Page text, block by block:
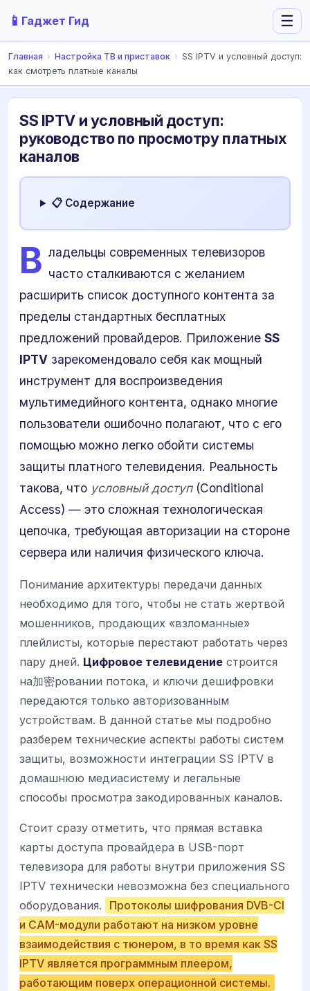
📱 Гаджет Гид ☰
Главная › Настройка ТВ и приставок › SS IPTV и условный доступ:
как смотреть платные каналы
SS IPTV и условный доступ:
руководство по просмотру платных
каналов
📋 Содержание
В ладельцы современных телевизоров
часто сталкиваются с желанием
расширить список доступного контента за
пределы стандартных бесплатных
предложений провайдеров. Приложение SS
IPTV зарекомендовало себя как мощный
инструмент для воспроизведения
мультимедийного контента, однако многие
пользователи ошибочно полагают, что с его
помощью можно легко обойти системы
защиты платного телевидения. Реальность
такова, что условный доступ(Conditional
Access) — это сложная технологическая
цепочка, требующая авторизации на стороне
сервера или наличия физического ключа.
Понимание архитектуры передачи данных
необходимо для того, чтобы не стать жертвой
мошенников, продающих «взломанные»
плейлисты, которые перестают работать через
пару дней. Цифровое телевидение строится
на加密ровании потока, и ключи дешифровки
передаются только авторизованным
устройствам. В данной статье мы подробно
разберем технические аспекты работы систем
защиты, возможности интеграции SS IPTV в
домашнюю медиасистему и легальные
способы просмотра закодированных каналов.
Стоит сразу отметить, что прямая вставка
карты доступа провайдера в USB-порт
телевизора для работы внутри приложения SS
IPTV технически невозможна без специального
оборудования.
Протоколы шифрования DVB-CI
и CAM-модули работают на низком уровне
взаимодействия с тюнером, в то время как SS
IPTV является программным плеером,
работающим поверх операционной системы.